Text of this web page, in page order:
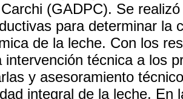
(GADPC). Se
para determinar la
de la leche. Con los
intervención técnica a los
y asesoramiento
integral de la leche. En